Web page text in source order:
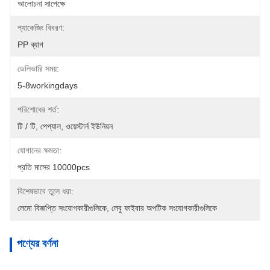
আলোচনা সাপেক্ষে
প্যাকেজিং বিবরণ:
PP ব্যাগ
ডেলিভারি সময়:
5-8workingdays
পরিশোধের শর্ত:
টি / টি, পেপ্যাল, ওয়েস্টার্ন ইউনিয়ন
যোগানের ক্ষমতা:
প্রতি মাসের 10000pcs
বিশেষভাবে তুলে ধরা:
লেমো বিজ্ঞপ্তি সংযোগকারীগুলিকে লেবু ফাইবার অপটিক সংযোগকারীগুলিকে
পণ্যের বর্ণনা